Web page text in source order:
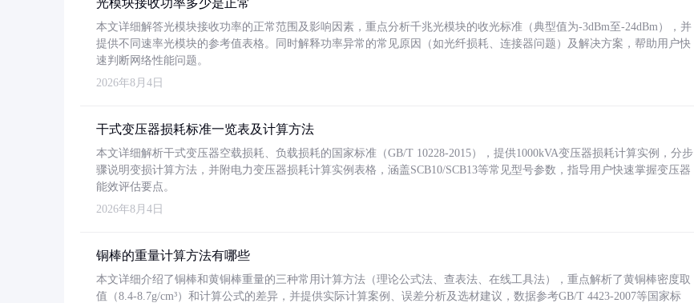
光模块接收功率多少是正常
本文详细解答光模块接收功率的正常范围及影响因素，重点分析千兆光模块的收光标准（典型值为-3dBm至-24dBm），并
提供不同速率光模块的参考值表格。同时解释功率异常的常见原因（如光纤损耗、连接器问题）及解决方案，帮助用户快
速判断网络性能问题。
2026年8月4日
干式变压器损耗标准一览表及计算方法
本文详细解析干式变压器空载损耗、负载损耗的国家标准（GB/T 10228-2015），提供1000kVA变压器损耗计算实例，分步
骤说明变损计算方法，并附电力变压器损耗计算实例表格，涵盖SCB10/SCB13等常见型号参数，指导用户快速掌握变压器
能效评估要点。
2026年8月4日
铜棒的重量计算方法有哪些
本文详细介绍了铜棒和黄铜棒重量的三种常用计算方法（理论公式法、查表法、在线工具法），重点解析了黄铜棒密度取
值（8.4-8.7g/cm³）和计算公式的差异，并提供实际计算案例、误差分析及选材建议，数据参考GB/T 4423-2007等国家标